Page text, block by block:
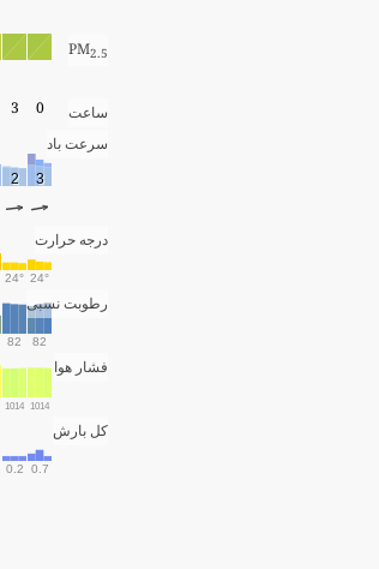
PM2.5
ساعت 0
3
سرعت باد
3
2
درجه حرارت
24°
24°
رطوبت نسبی
82
82
فشار هوا
1014
1014
کل بارش
0.7
0.2